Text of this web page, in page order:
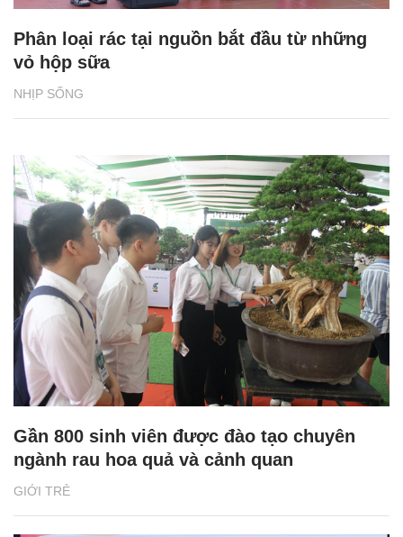
NHỊP SỐNG
Phân loại rác tại nguồn bắt đầu từ những
vỏ hộp sữa
GIỚI TRẺ
Gần 800 sinh viên được đào tạo chuyên
ngành rau hoa quả và cảnh quan